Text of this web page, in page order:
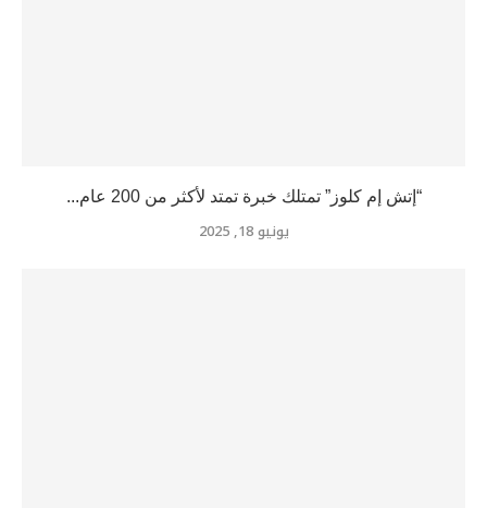
“إتش إم كلوز” تمتلك خبرة تمتد لأكثر من 200 عام...
يونيو 18, 2025